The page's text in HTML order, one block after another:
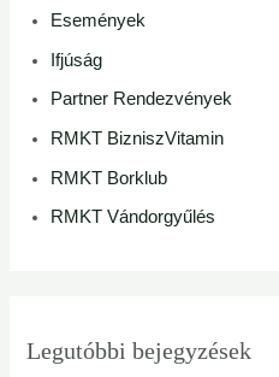
r
:
Események
Ifjúság
Partner Rendezvények
RMKT BizniszVitamin
RMKT Borklub
RMKT Vándorgyűlés
Legutóbbi bejegyzések